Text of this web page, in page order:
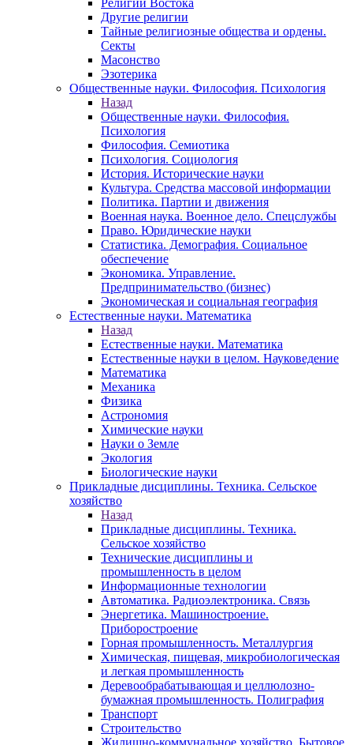
Религии Востока
Другие религии
Тайные религиозные общества и ордены.
Секты
Масонство
Эзотерика
Общественные науки. Философия. Психология
Назад
Общественные науки. Философия.
Психология
Философия. Семиотика
Психология. Социология
История. Исторические науки
Культура. Средства массовой информации
Политика. Партии и движения
Военная наука. Военное дело. Спецслужбы
Право. Юридические науки
Статистика. Демография. Социальное
обеспечение
Экономика. Управление.
Предпринимательство (бизнес)
Экономическая и социальная география
Естественные науки. Математика
Назад
Естественные науки. Математика
Естественные науки в целом. Науковедение
Математика
Механика
Физика
Астрономия
Химические науки
Науки о Земле
Экология
Биологические науки
Прикладные дисциплины. Техника. Сельское
хозяйство
Назад
Прикладные дисциплины. Техника.
Сельское хозяйство
Технические дисциплины и
промышленность в целом
Информационные технологии
Автоматика. Радиоэлектроника. Связь
Энергетика. Машиностроение.
Приборостроение
Горная промышленность. Металлургия
Химическая, пищевая, микробиологическая
и легкая промышленность
Деревообрабатывающая и целлюлозно-
бумажная промышленность. Полиграфия
Транспорт
Строительство
Жилищно-коммунальное хозяйство. Бытовое